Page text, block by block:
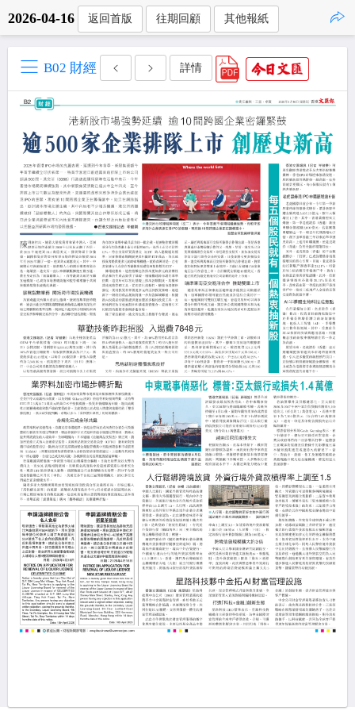
2026-04-16 返回首版 往期回顧 其他報紙
B02 財經 詳情